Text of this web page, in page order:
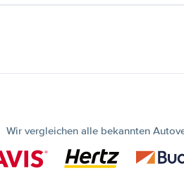
Wir vergleichen alle bekannten